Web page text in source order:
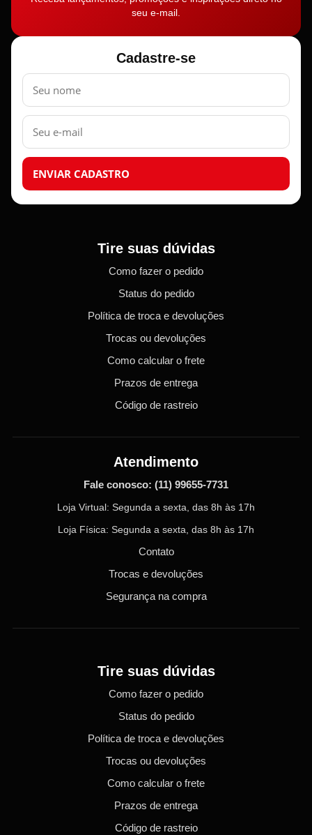
seu e-mail.
Cadastre-se
Nome
E-
mail
ENVIAR CADASTRO
Tire suas dúvidas
Como fazer o pedido
Status do pedido
Política de troca e devoluções
Trocas ou devoluções
Como calcular o frete
Prazos de entrega
Código de rastreio
Atendimento
Fale conosco: (11) 99655-7731
Loja Virtual: Segunda a sexta, das 8h às 17h
Loja Física: Segunda a sexta, das 8h às 17h
Contato
Trocas e devoluções
Segurança na compra
Tire suas dúvidas
Como fazer o pedido
Status do pedido
Política de troca e devoluções
Trocas ou devoluções
Como calcular o frete
Prazos de entrega
Código de rastreio